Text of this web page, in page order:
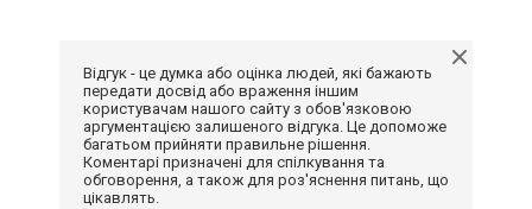
Відгук - це думка або оцінка людей, які бажають
передати досвід або враження іншим
користувачам нашого сайту з обов'язковою
аргументацією залишеного відгука. Це допоможе
багатьом прийняти правильне рішення.
Коментарі призначені для спілкування та
обговорення, а також для роз'яснення питань, що
цікавлять.